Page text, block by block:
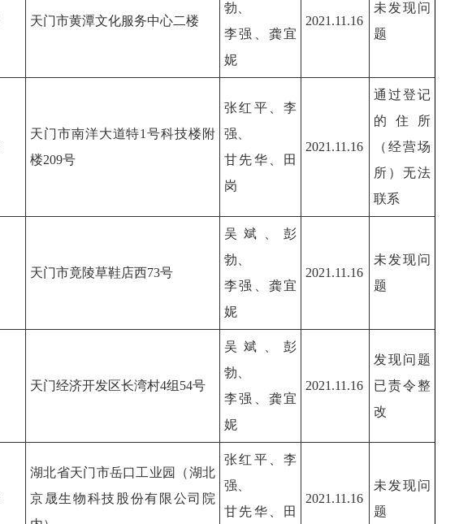
天门市黄潭文化服务中心二楼
勃、
李强、龚宜
妮
2021.11.16
未发现问
题
天门市南洋大道特1号科技楼附
楼209号
张红平、李
强、
甘先华、田
岗
2021.11.16
通过登记
的住所
（经营场
所）无法
联系
天门市竟陵草鞋店西73号
吴斌、彭
勃、
李强、龚宜
妮
2021.11.16
未发现问
题
天门经济开发区长湾村4组54号
吴斌、彭
勃、
李强、龚宜
妮
2021.11.16
发现问题
已责令整
改
湖北省天门市岳口工业园（湖北
京晟生物科技股份有限公司院
张红平、李
强、
甘先华、田
2021.11.16
未发现问
题